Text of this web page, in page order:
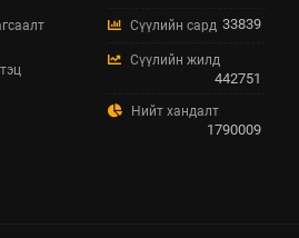
БАЙГУУЛЛАГЫН
МЭДЭЭЛЭЛ 2026 ОНЫ
06 САРЫН БАЙДЛААР
2026 / 06 / 11
Сүүлийн сард 33839
Сүүлийн жилд
442751
Нийт хандалт
1790009